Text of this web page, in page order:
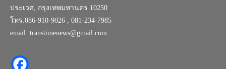
ประเวศ, กรุงเทพมหานคร 10250
โทร.086-910-9026 , 081-234-7985
email: transtimenews@gmail.com